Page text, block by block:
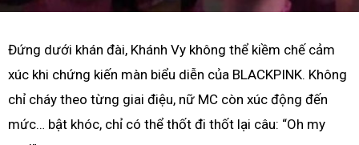
Đứng dưới khán đài, Khánh Vy không thể kiềm chế cảm
xúc khi chứng kiến màn biểu diễn của BLACKPINK. Không
chỉ cháy theo từng giai điệu, nữ MC còn xúc động đến
mức… bật khóc, chỉ có thể thốt đi thốt lại câu: “Oh my